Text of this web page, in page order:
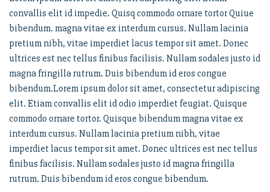
convallis elit id impedie. Quisq commodo ornare tortor Quiue
bibendum. magna vitae ex interdum cursus. Nullam lacinia
pretium nibh, vitae imperdiet lacus tempor sit amet. Donec
ultrices est nec tellus finibus facilisis. Nullam sodales justo id
magna fringilla rutrum. Duis bibendum id eros congue
bibendum.Lorem ipsum dolor sit amet, consectetur adipiscing
elit. Etiam convallis elit id odio imperdiet feugiat. Quisque
commodo ornare tortor. Quisque bibendum magna vitae ex
interdum cursus. Nullam lacinia pretium nibh, vitae
imperdiet lacus tempor sit amet. Donec ultrices est nec tellus
finibus facilisis. Nullam sodales justo id magna fringilla
rutrum. Duis bibendum id eros congue bibendum.